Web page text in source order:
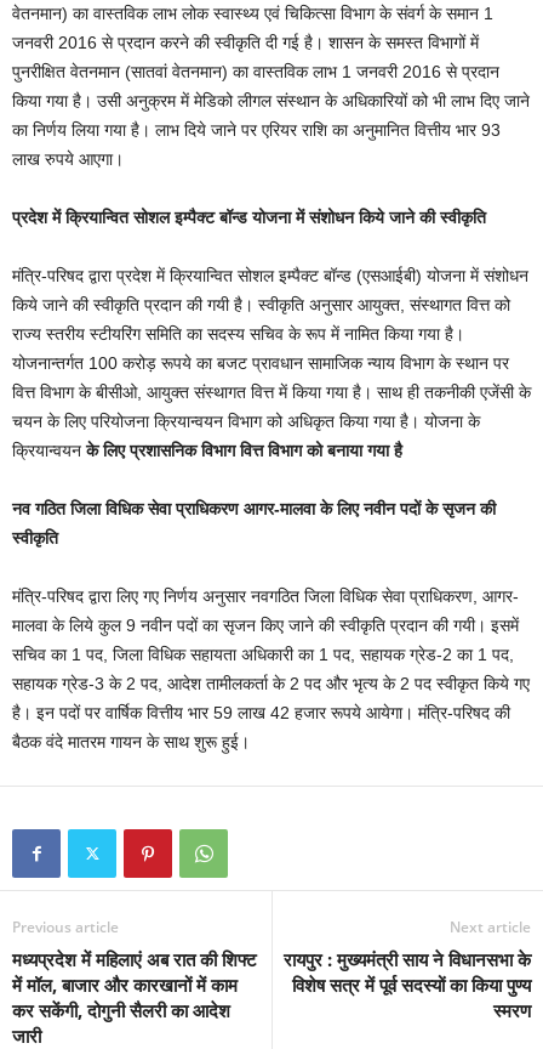
वेतनमान) का वास्तविक लाभ लोक स्वास्थ्य एवं चिकित्सा विभाग के संवर्ग के समान 1
जनवरी 2016 से प्रदान करने की स्वीकृति दी गई है। शासन के समस्त विभागों में
पुनरीक्षित वेतनमान (सातवां वेतनमान) का वास्तविक लाभ 1 जनवरी 2016 से प्रदान
किया गया है। उसी अनुक्रम में मेडिको लीगल संस्थान के अधिकारियों को भी लाभ दिए जाने
का निर्णय लिया गया है। लाभ दिये जाने पर एरियर राशि का अनुमानित वित्तीय भार 93
लाख रुपये आएगा।
प्रदेश में क्रियान्वित सोशल इम्पैक्ट बॉन्ड योजना में संशोधन किये जाने की स्वीकृति
मंत्रि-परिषद द्वारा प्रदेश में क्रियान्वित सोशल इम्पैक्ट बॉन्ड (एसआईबी) योजना में संशोधन
किये जाने की स्वीकृति प्रदान की गयी है। स्वीकृति अनुसार आयुक्त, संस्थागत वित्त को
राज्य स्तरीय स्टीयरिंग समिति का सदस्य सचिव के रूप में नामित किया गया है।
योजनान्तर्गत 100 करोड़ रूपये का बजट प्रावधान सामाजिक न्याय विभाग के स्थान पर
वित्त विभाग के बीसीओ, आयुक्त संस्थागत वित्त में किया गया है। साथ ही तकनीकी एजेंसी के
चयन के लिए परियोजना क्रियान्वयन विभाग को अधिकृत किया गया है। योजना के
क्रियान्वयनके लिए प्रशासनिक विभाग वित्त विभाग को बनाया गया है
नव गठित जिला विधिक सेवा प्राधिकरण आगर-मालवा के लिए नवीन पदों के सृजन की
स्वीकृति
मंत्रि-परिषद द्वारा लिए गए निर्णय अनुसार नवगठित जिला विधिक सेवा प्राधिकरण, आगर-
मालवा के लिये कुल 9 नवीन पदों का सृजन किए जाने की स्वीकृति प्रदान की गयी। इसमें
सचिव का 1 पद, जिला विधिक सहायता अधिकारी का 1 पद, सहायक ग्रेड-2 का 1 पद,
सहायक ग्रेड-3 के 2 पद, आदेश तामीलकर्ता के 2 पद और भृत्य के 2 पद स्वीकृत किये गए
है। इन पदों पर वार्षिक वित्तीय भार 59 लाख 42 हजार रूपये आयेगा। मंत्रि-परिषद की
बैठक वंदे मातरम गायन के साथ शुरू हुई।
Previous article
मध्यप्रदेश में महिलाएं अब रात की शिफ्ट
में मॉल, बाजार और कारखानों में काम
कर सकेंगी, दोगुनी सैलरी का आदेश
जारी
Next article
रायपुर : मुख्यमंत्री साय ने विधानसभा के
विशेष सत्र में पूर्व सदस्यों का किया पुण्य
स्मरण